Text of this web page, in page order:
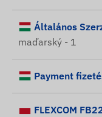
Általános
maďarský - 1
Payment
FLEXCOM